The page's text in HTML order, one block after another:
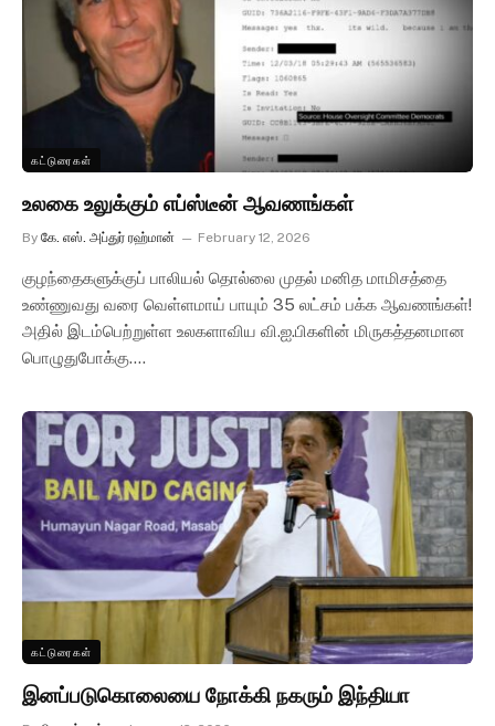
கட்டுரைகள்
உலகை உலுக்கும் எப்ஸ்டீன் ஆவணங்கள்
By கே. எஸ். அப்துர் ரஹ்மான் February 12, 2026
குழந்தைகளுக்குப் பாலியல் தொல்லை முதல் மனித மாமிசத்தை
உண்ணுவது வரை வெள்ளமாய் பாயும் 35 லட்சம் பக்க ஆவணங்கள்!
அதில் இடம்பெற்றுள்ள உலகளாவிய வி.ஐ.பிகளின் மிருகத்தனமான
பொழுதுபோக்கு.…
கட்டுரைகள்
இனப்படுகொலையை நோக்கி நகரும் இந்தியா